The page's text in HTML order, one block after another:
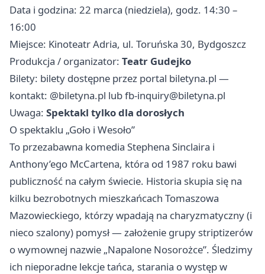
Data i godzina: 22 marca (niedziela), godz. 14:30 –
16:00
Miejsce: Kinoteatr Adria, ul. Toruńska 30, Bydgoszcz
Produkcja / organizator: Teatr Gudejko
Bilety: bilety dostępne przez portal biletyna.pl —
kontakt: @biletyna.pl lubfb-inquiry@biletyna.pl
Uwaga: Spektakl tylko dla dorosłych
O spektaklu „Goło i Wesoło”
To przezabawna komedia Stephena Sinclaira i
Anthony’ego McCartena, która od 1987 roku bawi
publiczność na całym świecie. Historia skupia się na
kilku bezrobotnych mieszkańcach Tomaszowa
Mazowieckiego, którzy wpadają na charyzmatyczny (i
nieco szalony) pomysł — założenie grupy striptizerów
o wymownej nazwie „Napalone Nosorożce”. Śledzimy
ich nieporadne lekcje tańca, starania o występ w